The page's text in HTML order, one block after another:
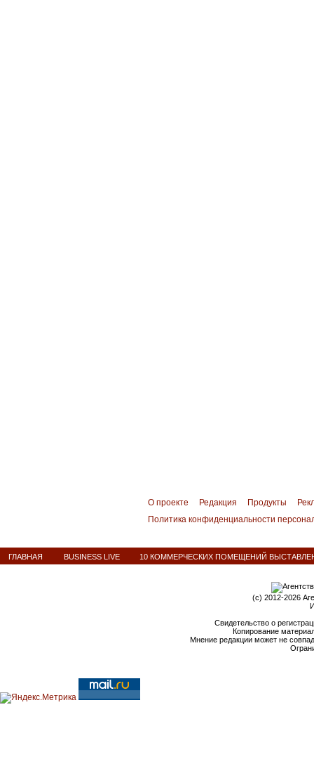
О проекте Редакция Продукты
Политика конфиденциальности
ГЛАВНАЯ BUSINESS LIVE 10 КОММЕРЧЕСКИХ ПОМЕЩЕНИЙ
(c) 2012-2026
Свидетельство о
Копирование
Мнение редакции может не